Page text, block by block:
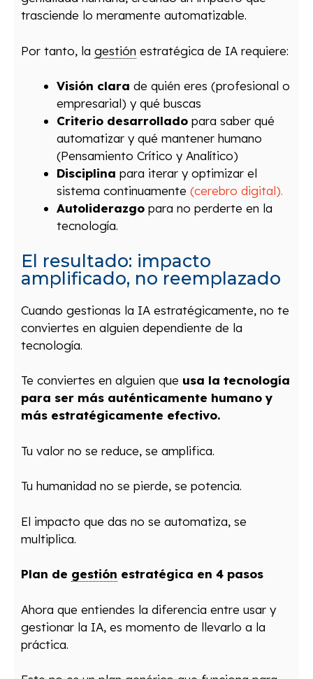
trasciende lo meramente automatizable.
Por tanto, la gestión estratégica de IA requiere:
Visión clara de quién eres (profesional o
empresarial) y qué buscas
Criterio desarrollado para saber qué
automatizar y qué mantener humano
(Pensamiento Crítico y Analítico)
Disciplina para iterar y optimizar el
sistema continuamente (cerebro digital).
Autoliderazgo para no perderte en la
tecnología.
El resultado: impacto
amplificado, no reemplazado
Cuando gestionas la IA estratégicamente, no te
conviertes en alguien dependiente de la
tecnología.
Te conviertes en alguien que usa la tecnología
para ser más auténticamente humano y
más estratégicamente efectivo.
Tu valor no se reduce, se amplifica.
Tu humanidad no se pierde, se potencia.
El impacto que das no se automatiza, se
multiplica.
Plan de gestión estratégica en 4 pasos
Ahora que entiendes la diferencia entre usar y
gestionar la IA, es momento de llevarlo a la
práctica.